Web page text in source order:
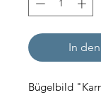
In
Bügelbild